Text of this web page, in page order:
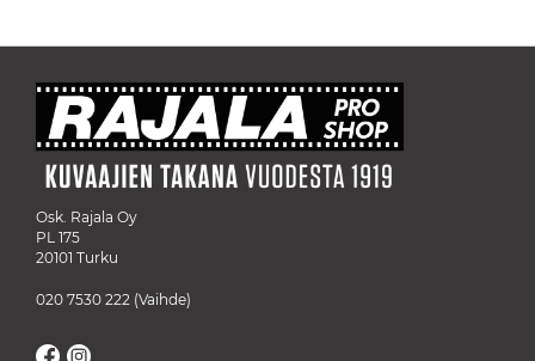
Osk. Rajala Oy
PL 175
20101 Turku
020 7530 222 (Vaihde)